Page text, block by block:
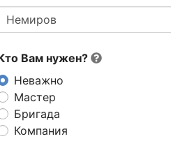
Немиров
Вам нужен?
Неважно
Мастер
Бригада
Компания